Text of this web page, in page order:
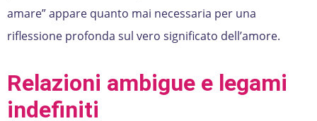
amare” appare quanto mai necessaria per una
riflessione profonda sul vero significato dell’amore.
Relazioni ambigue e legami
indefiniti